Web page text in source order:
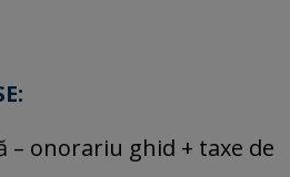
– onorariu ghid + taxe de